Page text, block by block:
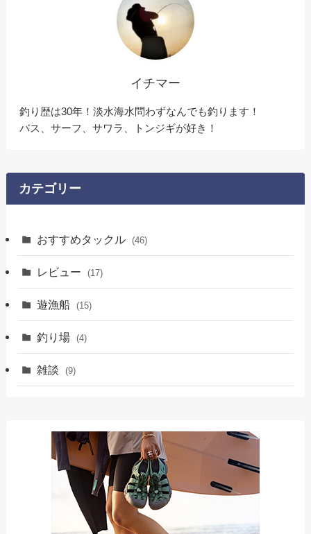
イチマー
釣り歴は30年！淡水海水問わずなんでも釣ります！
バス、サーフ、サワラ、トンジギが好き！
カテゴリー
おすすめタックル (46)
レビュー (17)
遊漁船 (15)
釣り場 (4)
雑談 (9)